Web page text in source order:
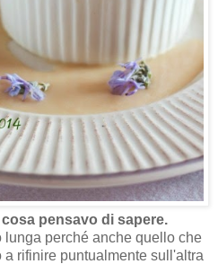
pensavo di sapere.
lunga perché anche quello che
rifinire puntualmente sull'altra